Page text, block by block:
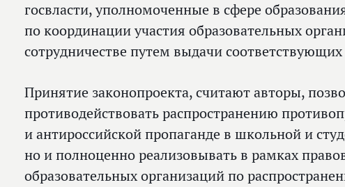
госвласти, уполномоченные в сфере
по координации участия образовательных
сотрудничестве путем выдачи
Принятие законопроекта, считают авторы,
противодействовать распространению
и антироссийской пропаганде в школьной и
но и полноценно реализовывать в рамках
образовательных организаций по